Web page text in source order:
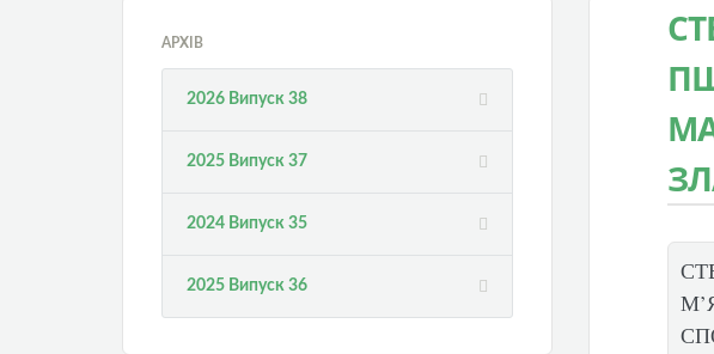
АРХІВ
2026 Випуск 38
2025 Випуск 37
2024 Випуск 35
2025 Випуск 36